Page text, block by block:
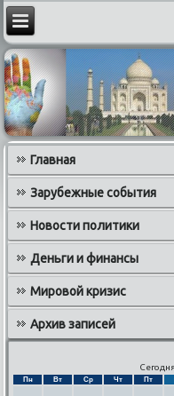
Главная
Зарубежные события
Новости политики
Деньги и финансы
Мировой кризис
Архив записей
Пн Вт Ср Чт Пт